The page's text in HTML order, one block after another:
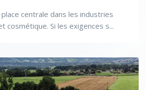
centrale dans les industries
cosmétique. Si les exigences s...